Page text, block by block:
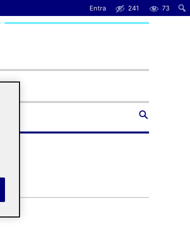
Entra 241 73